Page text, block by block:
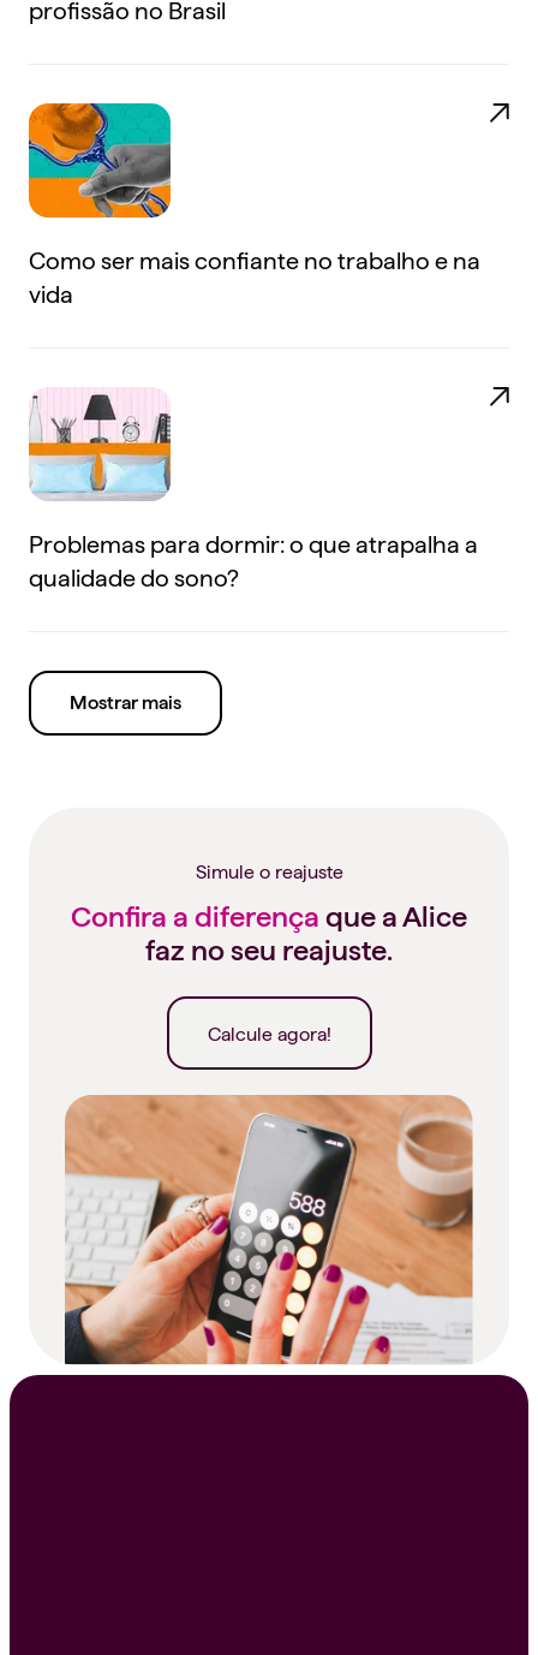
profissão no Brasil
Como ser mais confiante no trabalho e na
vida
Problemas para dormir: o que atrapalha a
qualidade do sono?
Mostrar mais
Simule o reajuste
Confira a diferença que a Alice
faz no seu reajuste.
Calcule agora!